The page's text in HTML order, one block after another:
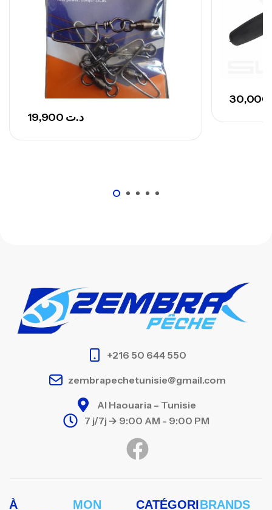
د.ت
+216 50 644 550
zembrapechetunisie@gmail.com
Al Haouaria – Tunisie
7 j/7j -> 9:00 AM - 9:00 PM
À
MON
CATÉGORIBRANDS